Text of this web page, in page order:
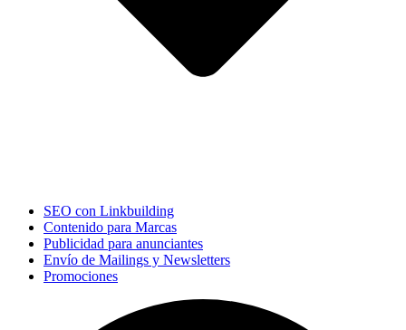
SEO con Linkbuilding
Contenido para Marcas
Publicidad para anunciantes
Envío de Mailings y Newsletters
Promociones